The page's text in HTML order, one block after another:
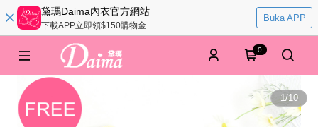
黛瑪Daima內衣官方網站
下載APP立即領$150購物金
Buka APP
0
1/10